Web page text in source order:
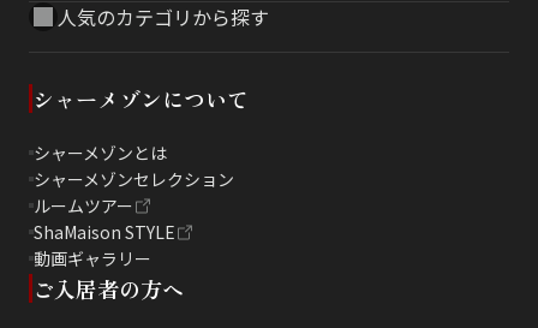
人気のカテゴリから探す
シャーメゾンについて
シャーメゾンとは
シャーメゾンセレクション
ルームツアー
ShaMaison STYLE
動画ギャラリー
ご入居者の方へ